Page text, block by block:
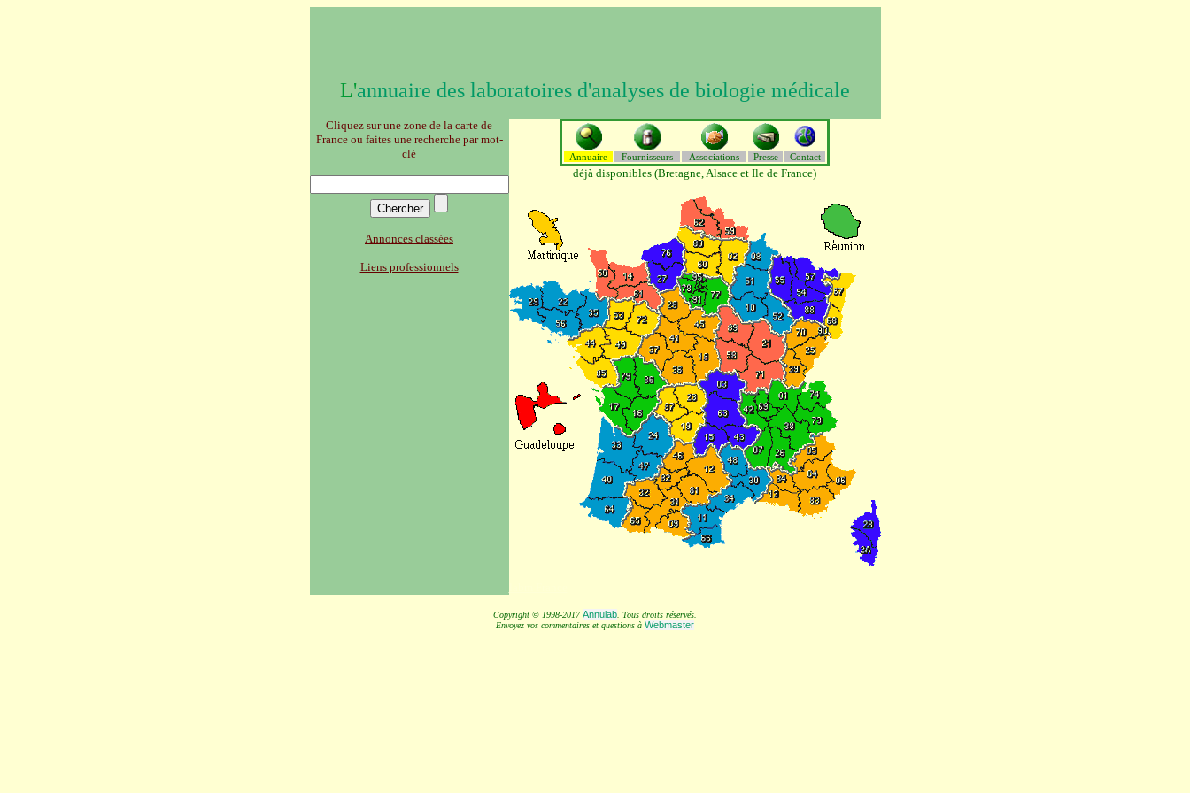
L'annuaire des laboratoires d'analyses de biologie médicale
Cliquez sur une zone de la carte de
Franceou faites une recherche par mot-
clé
Annonces classées
Liens professionnels
Annuaire Fournisseurs Associations Presse Contact
déjà disponibles (Bretagne, Alsace et Ile de France)
Copyright © 1998-2017Annulab . Tous droits réservés.
Envoyez vos commentaires et questions à Webmaster